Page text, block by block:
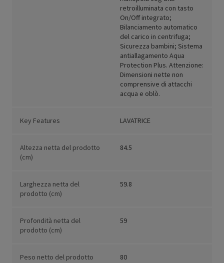
retroilluminata con tasto
On/Off integrato;
Bilanciamento automatico
del carico in centrifuga;
Sicurezza bambini; Sistema
antiallagamento Aqua
Protection Plus. Attenzione:
Dimensioni nette non
comprensive di attacchi
acqua e oblò.
Key Features LAVATRICE
Altezza netta del prodotto
(cm)
84.5
Larghezza netta del
prodotto (cm)
59.8
Profondità netta del
prodotto (cm)
59
Peso netto del prodotto
80